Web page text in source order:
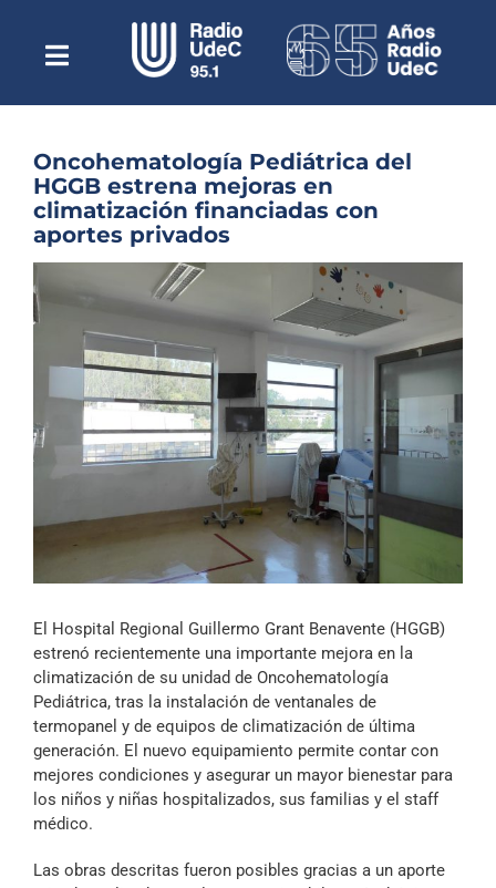
contenidoToggle
NavigationEscuchar Radio UdeC en vivo
Quiénes Somos
Programación
Podcast
Reportajes
Columnas
Música Clásica
Especiales
Archivo Sonoro
Oncohematología Pediátrica del
HGGB estrena mejoras en
climatización financiadas con
aportes privados
imagen
más
El Hospital Regional Guillermo Grant Benavente (HGGB)
estrenó recientemente una importante mejora en la
climatización de su unidad de Oncohematología
Pediátrica, tras la instalación de ventanales de
termopanel y de equipos de climatización de última
generación. El nuevo equipamiento permite contar con
mejores condiciones y asegurar un mayor bienestar para
los niños y niñas hospitalizados, sus familias y el staff
médico.
Las obras descritas fueron posibles gracias a un aporte